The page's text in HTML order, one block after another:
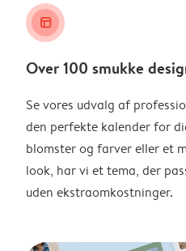
layout_alt
Over 100 smukke
Se vores udvalg af
den perfekte kalender for
blomster og farver eller et
look, har vi et tema, der
uden ekstraomkostninger.